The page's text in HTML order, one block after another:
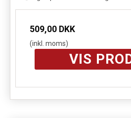
509,00 DKK
(inkl. moms)
VIS